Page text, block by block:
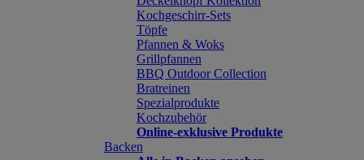
Kochgeschirr-Sets
Töpfe
Pfannen & Woks
Grillpfannen
BBQ Outdoor Collection
Bratreinen
Spezialprodukte
Kochzubehör
Online-exklusive Produkte
Backen